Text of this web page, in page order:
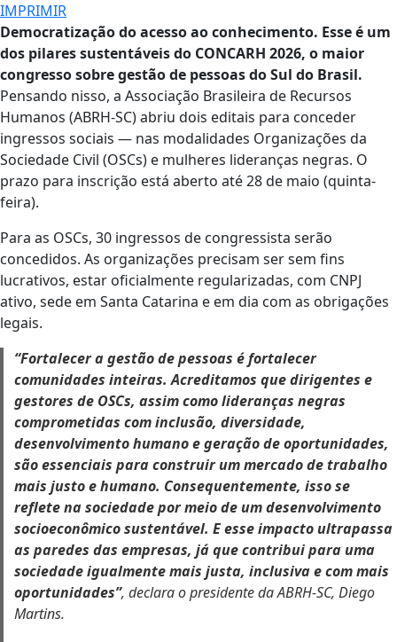
IMPRIMIR
Democratização do acesso ao conhecimento. Esse é um
dos pilares sustentáveis do CONCARH 2026, o maior
congresso sobre gestão de pessoas do Sul do Brasil.
Pensando nisso, a Associação Brasileira de Recursos
Humanos (ABRH-SC) abriu dois editais para conceder
ingressos sociais — nas modalidades Organizações da
Sociedade Civil (OSCs) e mulheres lideranças negras. O
prazo para inscrição está aberto até 28 de maio (quinta-
feira).
Para as OSCs, 30 ingressos de congressista serão
concedidos. As organizações precisam ser sem fins
lucrativos, estar oficialmente regularizadas, com CNPJ
ativo, sede em Santa Catarina e em dia com as obrigações
legais.
“Fortalecer a gestão de pessoas é fortalecer
comunidades inteiras. Acreditamos que dirigentes e
gestores de OSCs, assim como lideranças negras
comprometidas com inclusão, diversidade,
desenvolvimento humano e geração de oportunidades,
são essenciais para construir um mercado de trabalho
mais justo e humano. Consequentemente, isso se
reflete na sociedade por meio de um desenvolvimento
socioeconômico sustentável. E esse impacto ultrapassa
as paredes das empresas, já que contribui para uma
sociedade igualmente mais justa, inclusiva e com mais
oportunidades”, declara o presidente da ABRH-SC, Diego
Martins.